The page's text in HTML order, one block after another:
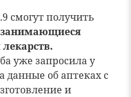
смогут получить
занимающиеся
уже запросила у
данные об аптеках с
и